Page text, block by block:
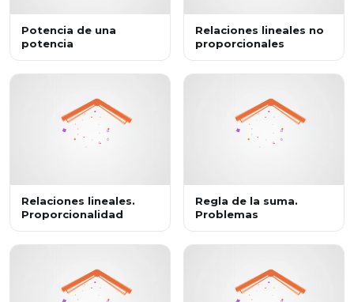
Potencia de una
potencia
Relaciones lineales no
proporcionales
Relaciones lineales.
Proporcionalidad
Regla de la suma.
Problemas